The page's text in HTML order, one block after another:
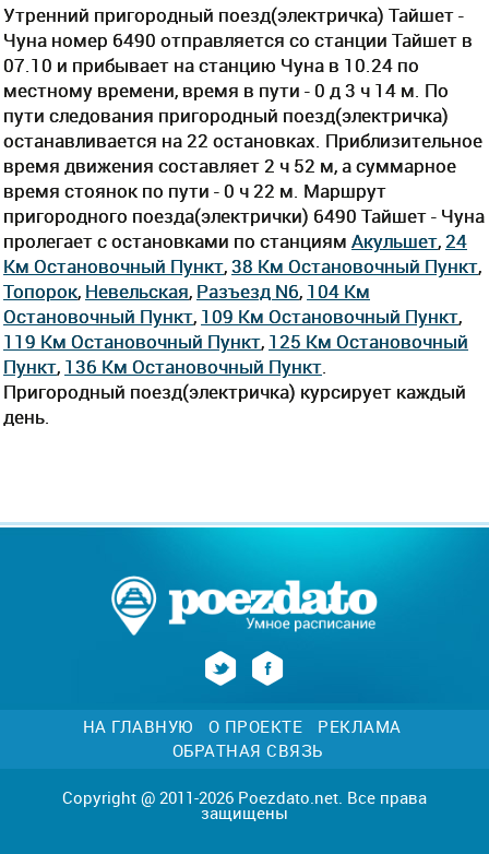
Утренний пригородный поезд(электричка) Тайшет -
Чуна номер 6490 отправляется со станции Тайшет в
07.10 и прибывает на станцию Чуна в 10.24 по
местному времени, время в пути - 0 д 3 ч 14 м. По
пути следования пригородный поезд(электричка)
останавливается на 22 остановках. Приблизительное
время движения составляет 2 ч 52 м, а суммарное
время стоянок по пути - 0 ч 22 м. Маршрут
пригородного поезда(электрички) 6490 Тайшет - Чуна
пролегает c остановками по станциям Акульшет,24
Км Остановочный Пункт,38 Км Остановочный Пункт,
Топорок, Невельская, Разъезд N6, 104 Км
Остановочный Пункт, 109 Км Остановочный Пункт,
119 Км Остановочный Пункт, 125 Км Остановочный
Пункт, 136 Км Остановочный Пункт
Пригородный поезд(электричка) курсирует каждый
день.
НА ГЛАВНУЮ О ПРОЕКТЕ
РЕКЛАМА
ОБРАТНАЯ СВЯЗЬ
Copyright @ 2011-2026 Poezdato.net. Все права
защищены